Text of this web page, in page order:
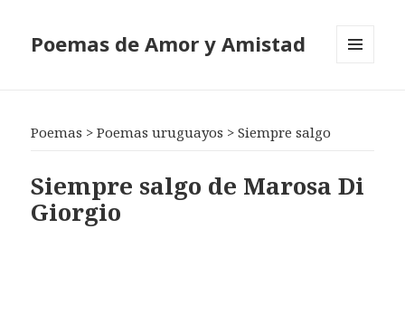
Poemas de Amor y Amistad
Poemas >Poemas uruguayos >Siempre salgo
Siempre salgo de Marosa Di
Giorgio